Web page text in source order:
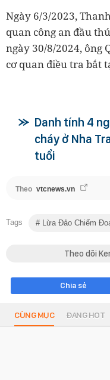
Ngày 6/3/2023,
quan công an đầu
ngày 30/8/2024, ông
cơ quan điều tra bắt
Danh tính 4
cháy ở Nha
tuổi
Theo vtcnews.vn
Tags Lừa Đảo Chiếm
Theo dõi
Chia sẻ
CÙNG MỤC ĐANG HOT